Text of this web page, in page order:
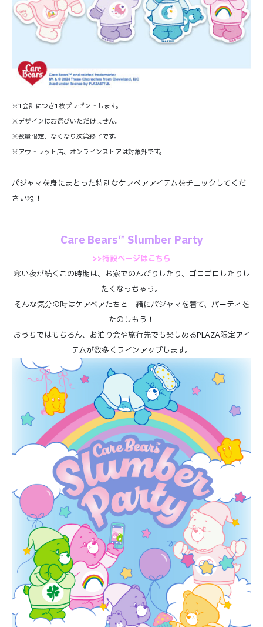
※1会計につき1枚プレゼントします。
※デザインはお選びいただけません。
※数量限定、なくなり次第終了です。
※アウトレット店、オンラインストアは対象外です。
パジャマを身にまとった特別なケアベアアイテムをチェックしてくだ
さいね！
Care Bears™ Slumber Party
>>特設ページはこちら
寒い夜が続くこの時期は、お家でのんびりしたり、ゴロゴロしたりし
たくなっちゃう。
そんな気分の時はケアベアたちと一緒にパジャマを着て、パーティを
たのしもう！
おうちではもちろん、お泊り会や旅行先でも楽しめるPLAZA限定アイ
テムが数多くラインアップします。